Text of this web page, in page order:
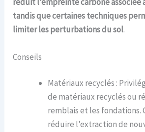
tandis que certaines techniques
limiter les perturbations du sol.
Conseils
Matériaux recyclés :
de matériaux recyclés ou
remblais et les fondations.
réduire l’extraction de